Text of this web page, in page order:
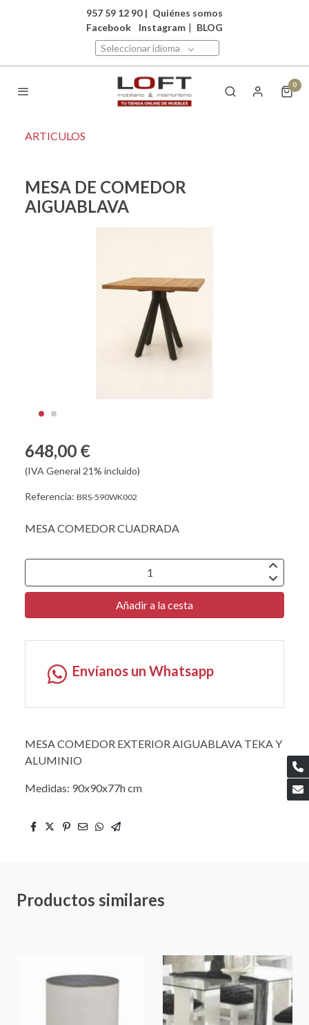
957 59 12 90 | Quiénes somos
Facebook
Instagram | BLOG
Seleccionar idioma
0
ARTICULOS
MESA DE COMEDOR
AIGUABLAVA
648,00 €
(IVA General 21% incluido)
Referencia: BRS-590WK002
MESA COMEDOR CUADRADA
Añadir a la cesta
Envíanos un Whatsapp
MESA COMEDOR EXTERIOR AIGUABLAVA TEKA Y
ALUMINIO
Medidas: 90x90x77h cm
Productos similares